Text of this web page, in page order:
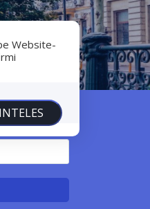
Website-
+40 788 88 88 99